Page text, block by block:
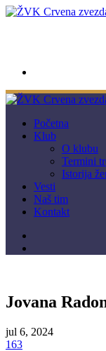
Početna
Klub
O klubu
Termini
Istorija
Vesti
Naš tim
Kontakt
Jovana
jul 6, 2024
163